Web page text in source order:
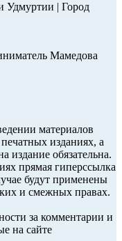
Удмуртии | Город
Мамедова
материалов
изданиях, а
издание обязательна.
прямая гиперссылка
будут применены
и смежных правах.
за комментарии и
на сайте